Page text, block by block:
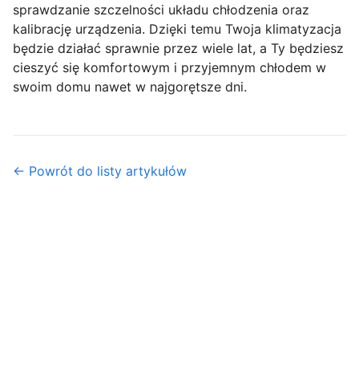
sprawdzanie szczelności układu chłodzenia oraz
kalibrację urządzenia. Dzięki temu Twoja klimatyzacja
będzie działać sprawnie przez wiele lat, a Ty będziesz
cieszyć się komfortowym i przyjemnym chłodem w
swoim domu nawet w najgorętsze dni.
← Powrót do listy artykułów